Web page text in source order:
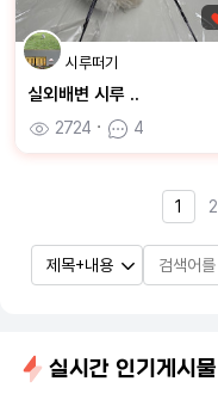
시루떠기
실외배변 시루 ..
2724 ㆍ 4
1 2
실시간 인기게시물